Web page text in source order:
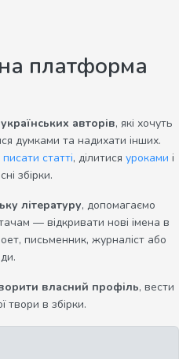
платформа
українських авторів, які хочуть
думками та надихати інших.
писати статті, ділитися уроками і
збірки.
літературу, допомагаємо
— відкривати нові імена в
письменник, журналіст або
власний профіль, вести
твори в збірки.